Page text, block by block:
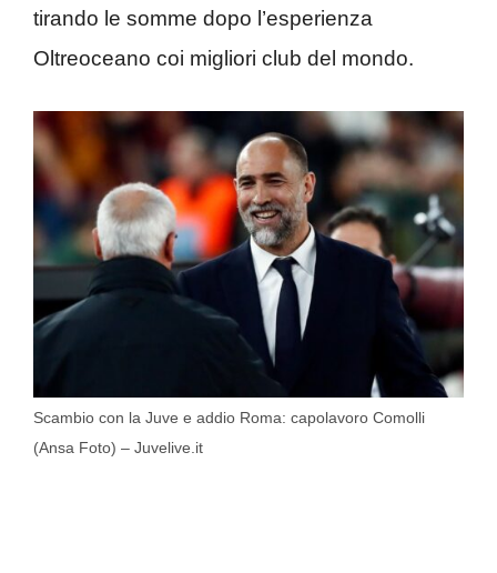
tirando le somme dopo l’esperienza
Oltreoceano coi migliori club del mondo.
Scambio con la Juve e addio Roma: capolavoro Comolli
(Ansa Foto) – Juvelive.it